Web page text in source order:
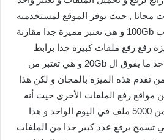
مجانا , حيث يوفر الموقع لمستخدميه
مساحة تخزينية كبيرة تقدر ب 100Gb و هي تعتبر مميزة جدا مقارنة
رفع رفع ملفات كبيرة جدا برابط
مباشر تبلغ سعة الملف الواحد ما يفوق ال 20Gb و هي تعتبر من
من تقدم هذه الميزة بالمجان و لكن هذا
مواقع رفع الملفات الأخرى حيث أنه
يوفر أيضا إمكانية رفع أكثر من 5000 ملف في اليوم الواحد و هذا
تسمح برفع عدد كبير جدا من الملفات